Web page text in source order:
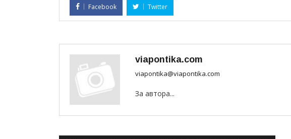
Facebook Twitter
viapontika.com
viapontika@viapontika.com
За автора...